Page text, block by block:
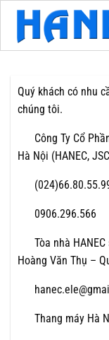
Quý khách có nhu
chúng tôi.
Công Ty Cổ
Hà Nội (HANEC,
0906.296.566
Tòa nhà
Hoàng Văn Thụ –
Thang máy Hà